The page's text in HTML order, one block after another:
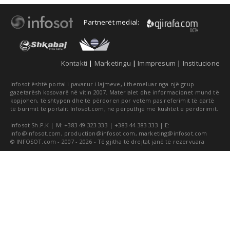
Partnerët medial:
Kontakti | Marketingu | Immpresum | Institucione
Infosot është portal i pavarur i lajmeve, i themeluar nga një grup
gazetarësh kosovarë në vitin 2007. Materialet dhe informacionet mund të
kopjohen, të shtypen dhe të përdoren por vetëm pas referimit të qartë
të burimit të portalit Infosot.com, në përputhje me kushtet e përdorimit.
Infosot Sh.P.K | M: +383 49 323 333 | +383 44 383 333 | E:
info@infosot.com , production@infosot.com , marketing@infosot.com
© INFOSOT.com - 2007 - 2026 - Të gjitha të drejtat janë të rezervuara